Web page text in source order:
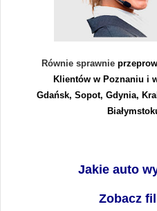
Równie sprawnie
Klientów w Poznaniu i
Gdańsk, Sopot, Gdynia,
Jakie auto
Zobacz